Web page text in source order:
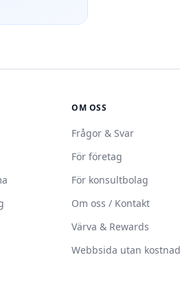
OM OSS
Frågor & Svar
För företag
För konsultbolag
Om oss / Kontakt
Värva & Rewards
Webbsida utan kostnad